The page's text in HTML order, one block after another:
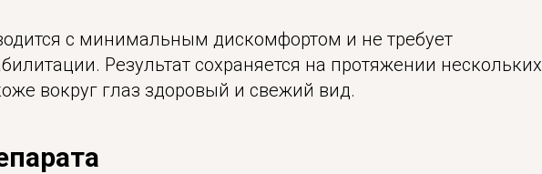
с минимальным дискомфортом и не требует
Результат сохраняется на протяжении нескольких
вокруг глаз здоровый и свежий вид.